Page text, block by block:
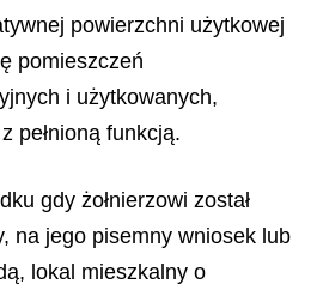
powierzchni użytkowej
pomieszczeń
i użytkowanych,
pełnioną funkcją.
gdy żołnierzowi został
na jego pisemny wniosek lub
lokal mieszkalny o